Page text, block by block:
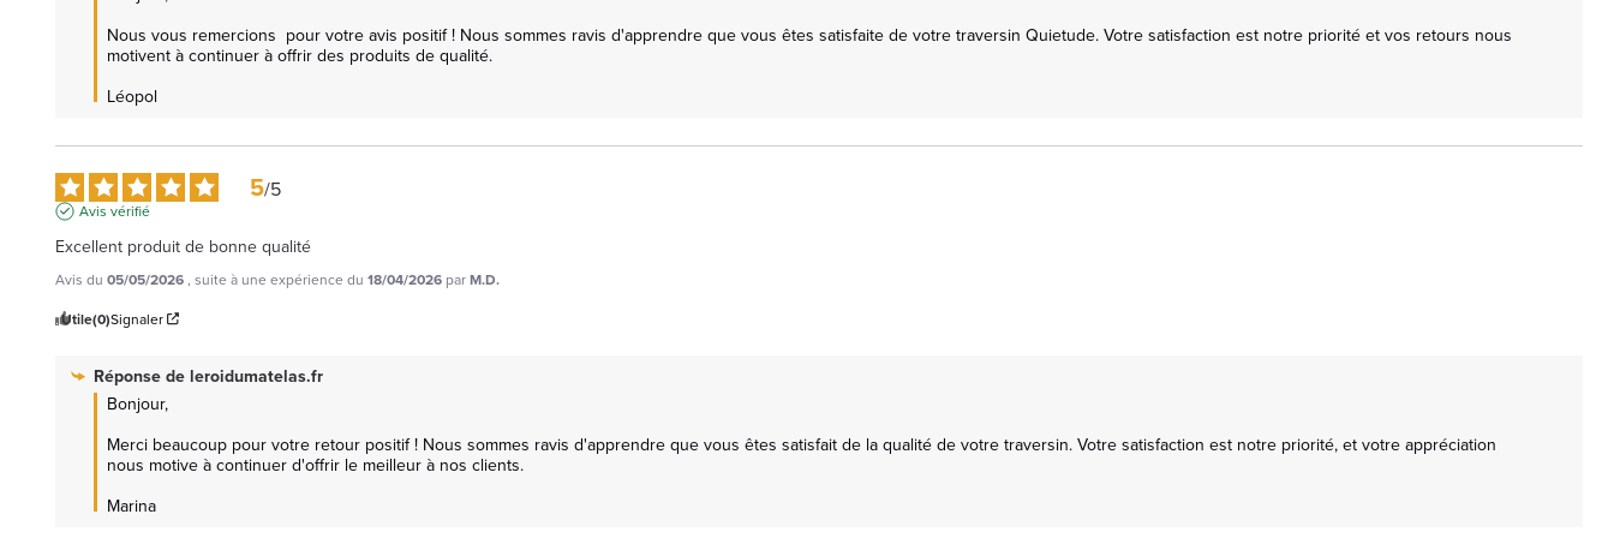
Nous vous remercions  pour votre avis positif ! Nous sommes ravis d'apprendre que vous êtes satisfaite de votre traversin Quietude. Votre satisfaction est notre priorité et vos retours nous
motivent à continuer à offrir des produits de qualité.
Léopol
5/5
Avis vérifié
Excellent produit de bonne qualité
Avis du 05/05/2026, suite à une expérience du 18/04/2026 parM.D.
Utile(0)Signaler
Réponse de leroidumatelas.fr
Bonjour,
Merci beaucoup pour votre retour positif ! Nous sommes ravis d'apprendre que vous êtes satisfait de la qualité de votre traversin. Votre satisfaction est notre priorité, et votre appréciation
nous motive à continuer d'offrir le meilleur à nos clients.
Marina